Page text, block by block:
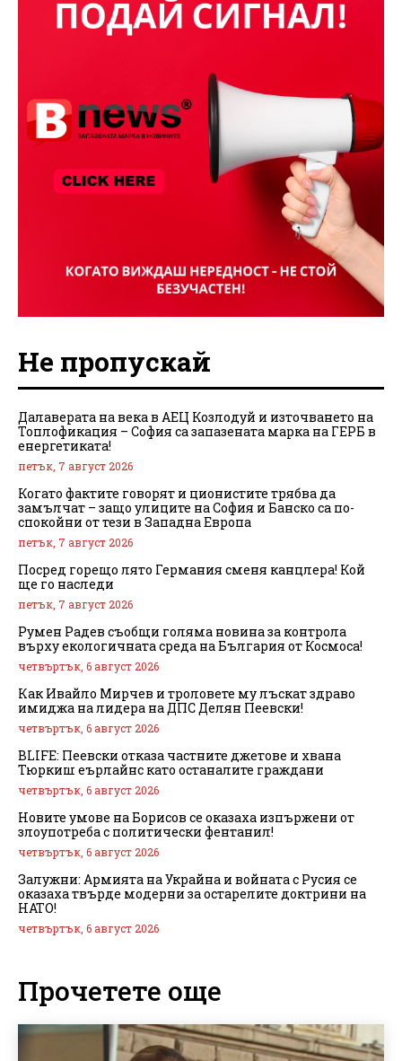
Не пропускай
Далаверата на века в АЕЦ Козлодуй и източването на
Топлофикация – София са запазената марка на ГЕРБ в
енергетиката!
петък, 7 август 2026
Когато фактите говорят и ционистите трябва да
замълчат – защо улиците на София и Банско са по-
спокойни от тези в Западна Европа
петък, 7 август 2026
Посред горещо лято Германия сменя канцлера! Кой
ще го наследи
петък, 7 август 2026
Румен Радев съобщи голяма новина за контрола
върху екологичната среда на България от Космоса!
четвъртък, 6 август 2026
Как Ивайло Мирчев и троловете му лъскат здраво
имиджа на лидера на ДПС Делян Пеевски!
четвъртък, 6 август 2026
BLIFE: Пеевски отказа частните джетове и хвана
Тюркиш еърлайнс като останалите граждани
четвъртък, 6 август 2026
Новите умове на Борисов се оказаха изпържени от
злоупотреба с политически фентанил!
четвъртък, 6 август 2026
Залужни: Армията на Украйна и войната с Русия се
оказаха твърде модерни за остарелите доктрини на
НАТО!
четвъртък, 6 август 2026
Прочетете още